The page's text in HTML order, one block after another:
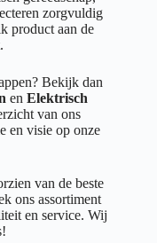
zorgvuldig
product aan de
Bekijk dan
enElektrisch
van ons
en visie op onze
van de beste
ons assortiment
en service. Wij